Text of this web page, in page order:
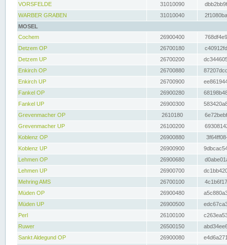
VORSFELDE
31010090
WARBER GRABEN
31010040
MOSEL
Cochem
26900400
Detzem OP
26700180
Detzem UP
26700200
Enkirch OP
26700880
Enkirch UP
26700900
Fankel OP
26900280
Fankel UP
26900300
Grevenmacher OP
2610180
Grevenmacher UP
26100200
Koblenz OP
26900880
Koblenz UP
26900900
Lehmen OP
26900680
Lehmen UP
26900700
Mehring AMS
26700100
Müden OP
26900480
Müden UP
26900500
Perl
26100100
Ruwer
26500150
Sankt Aldegund OP
26900080